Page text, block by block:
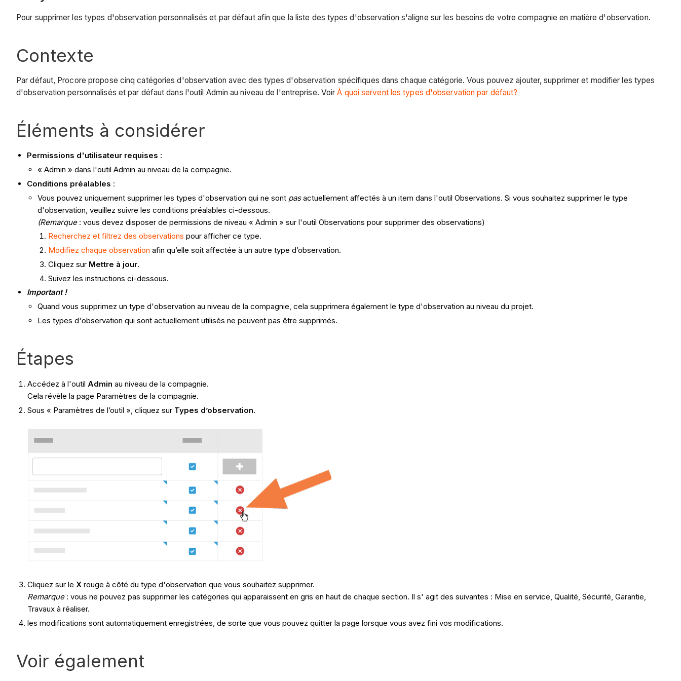
Pour supprimer les types d'observation personnalisés et par défaut afin que la liste des types d'observation s'aligne sur les besoins de votre compagnie en matière d'observation.
Contexte
Par défaut, Procore propose cinq catégories d'observation avec des types d'observation spécifiques dans chaque catégorie. Vous pouvez ajouter, supprimer et modifier les types
d'observation personnalisés et par défaut dans l'outil Admin au niveau de l'entreprise. VoirÀ quoi servent les types d'observation par défaut?
Éléments à considérer
Permissions d'utilisateur requises :
« Admin » dans l'outil Admin au niveau de la compagnie.
Conditions préalables :
Vous pouvez uniquement supprimer les types d'observation qui ne sont pasactuellement affectés à un item dans l'outil Observations. Si vous souhaitez supprimer le type
d'observation, veuillez suivre les conditions préalables ci-dessous.
(Remarque: vous devez disposer de permissions de niveau « Admin » sur l'outil Observations pour supprimer des observations)
Recherchez et filtrez des observations pour afficher ce type.
Modifiez chaque observation afin qu’elle soit affectée à un autre type d’observation.
Cliquez sur Mettre à jour.
Suivez les instructions ci-dessous.
Important !
Quand vous supprimez un type d'observation au niveau de la compagnie, cela supprimera également le type d'observation au niveau du projet.
Les types d'observation qui sont actuellement utilisés ne peuvent pas être supprimés.
Étapes
Accédez à l'outil Admin au niveau de la compagnie.
Cela révèle la page Paramètres de la compagnie.
Sous « Paramètres de l’outil », cliquez sur Types d’observation.
Cliquez sur leX rouge à côté du type d'observation que vous souhaitez supprimer.
Remarque: vous ne pouvez pas supprimer les catégories qui apparaissent en gris en haut de chaque section. Il s' agit des suivantes : Mise en service, Qualité, Sécurité, Garantie,
Travaux à réaliser.
les modifications sont automatiquement enregistrées, de sorte que vous pouvez quitter la page lorsque vous avez fini vos modifications.
Voir également